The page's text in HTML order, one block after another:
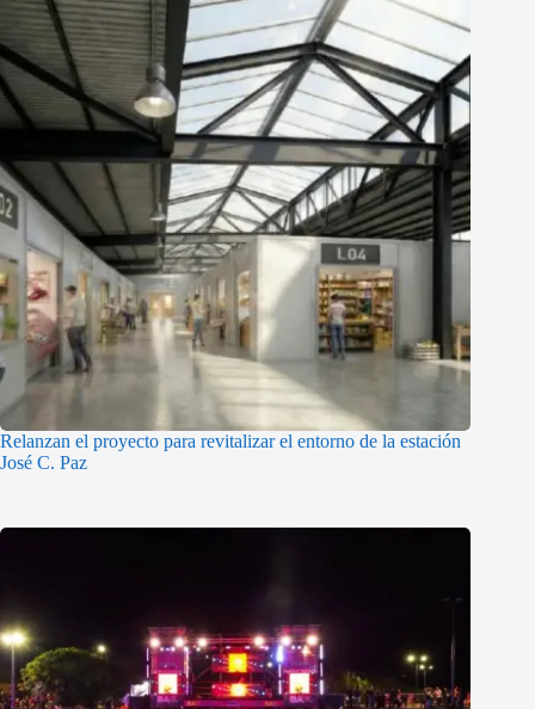
Relanzan el proyecto para revitalizar el entorno de la estación
José C. Paz